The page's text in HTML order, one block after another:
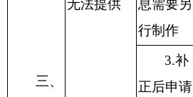
三、
无法提供
息需要另
行制作
3.补
正后申请